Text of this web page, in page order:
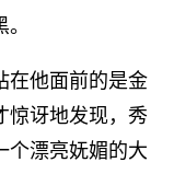
在他面前的是金
惊讶地发现，秀
个漂亮妩媚的大